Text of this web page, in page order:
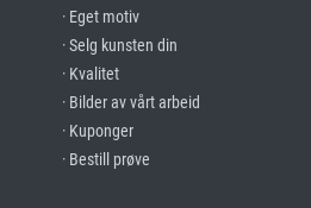
· Eget motiv
· Selg kunsten din
· Kvalitet
· Bilder av vårt arbeid
· Kuponger
· Bestill prøve